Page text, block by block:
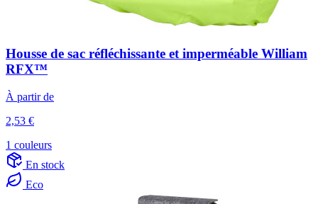
Housse de sac réfléchissante et imperméable William
RFX™
À partir de
2,53 €
1 couleurs
En stock
Eco